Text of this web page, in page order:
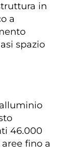
in
a
spazio
46.000
fino a